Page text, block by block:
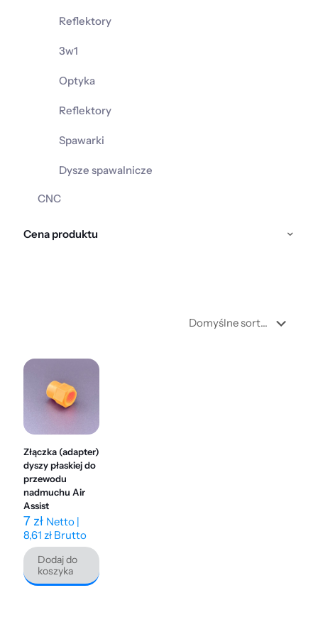
Reflektory
3w1
Optyka
Reflektory
Spawarki
Dysze spawalnicze
CNC
Cena produktu
Złączka (adapter)
dyszy płaskiej do
przewodu
nadmuchu Air
Assist
7 zł Netto |
8,61 zł Brutto
Dodaj do
koszyka